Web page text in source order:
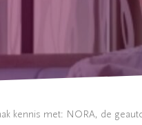
kennis met: NORA, de